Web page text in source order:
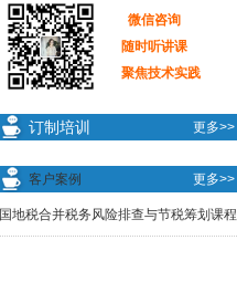
微信咨询
随时听讲课
聚焦技术实践
订制培训 更多>>
客户案例 更多>>
国地税合并税务风险排查与节税筹划课程